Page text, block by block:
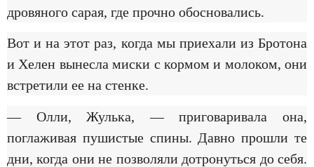
дровяного сарая, где прочно обосновались.
Вот и на этот раз, когда мы приехали из Бротона
и Хелен вынесла миски с кормом и молоком, они
встретили ее на стенке.
— Олли, Жулька, — приговаривала она,
поглаживая пушистые спины. Давно прошли те
дни, когда они не позволяли дотронуться до себя.